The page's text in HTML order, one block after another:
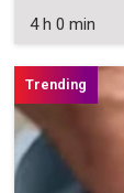
4 h 0 min